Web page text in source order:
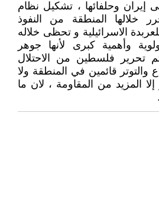
وحلفائها ، تشكيل نظام
خلالها المنطقة من النفوذ
الاسرائيلية و تحظى خلاله
وأهمية كبرى لأنها جوهر
تحرير فلسطين من الاحتلال
والتوتر قائمين في المنطقة ولا
المزيد من المقاومة ، لان ما